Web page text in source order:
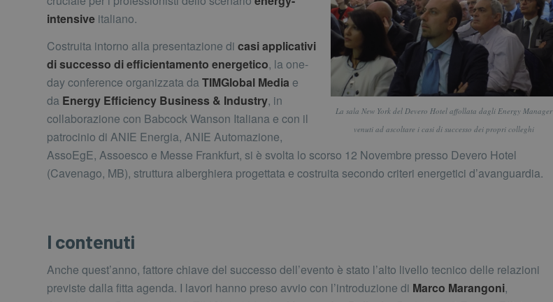
La sala New York del Devero Hotel affollata dagli Energy Manager
venuti ad ascoltare i casi di successo dei propri colleghi
intensive italiano.
Costruita intorno alla presentazione di casi applicativi
di successo di efficientamento energetico, la one-
day conference organizzata daTIMGlobal Media e
da Energy Efficiency Business & Industry, in
collaborazione con Babcock Wanson Italiana e con il
patrocinio di ANIE Energia, ANIE Automazione,
AssoEgE, Assoesco e Messe Frankfurt, si è svolta lo scorso 12 Novembre presso Devero Hotel
(Cavenago, MB), struttura alberghiera progettata e costruita secondo criteri energetici d’avanguardia.
I contenuti
Anche quest’anno, fattore chiave del successo dell’evento è stato l’alto livello tecnico delle relazioni
previste dalla fitta agenda. I lavori hanno preso avvio con l’introduzione di Marco Marangoni,